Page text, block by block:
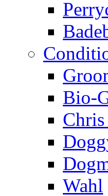
Bio-
Chris
Wahl